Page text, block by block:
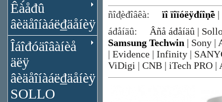
Êà́åđû
âèäåîíàáë₫äåíèÿ
Îáîđóäîâàíèå
äëÿ
âèäåîíàáë₫äåíèÿ
SOLLO
ñîđ̣èđîâêà: ïî ïîïóëÿđíîṇ̃è |
áđåíäû: Âñå áđåíäû |
Samsung Techwin | Sony |
| Evidence | Infinity |
ViDigi | CNB | iTech PRO |